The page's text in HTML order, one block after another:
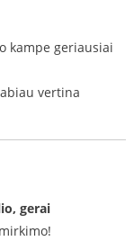
kampe geriausiai
vertina
gerai